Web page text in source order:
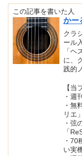
この記事を書いた人
かー
クラ
ール
「ヘ
に、
践的
【当
・週
・無
リエ
・弦
「
・70
い実